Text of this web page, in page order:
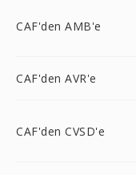
CAF'den AMB'e
CAF'den AVR'e
CAF'den CVSD'e